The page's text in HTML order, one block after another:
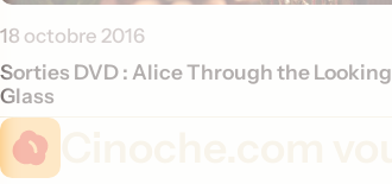
18 octobre 2016
Sorties DVD : Alice Through the Looking
Glass